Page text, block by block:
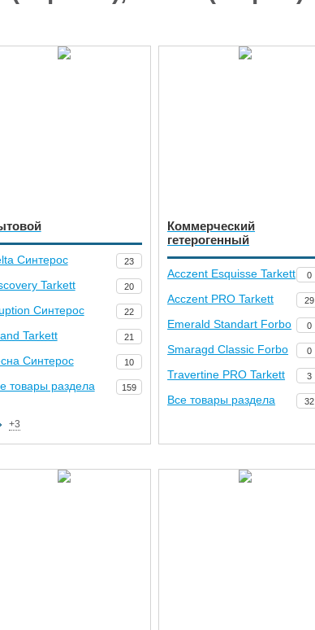
Синтерос 23
Tarkett 20
Синтерос 22
Tarkett 21
Синтерос 10
товары раздела 159
+3
Коммерческий
гетерогенный
Acczent Esquisse Tarkett 0
Acczent PRO Tarkett 29
Emerald Standart Forbo 0
Smaragd Classic Forbo 0
Travertine PRO Tarkett 3
Все товары раздела 32